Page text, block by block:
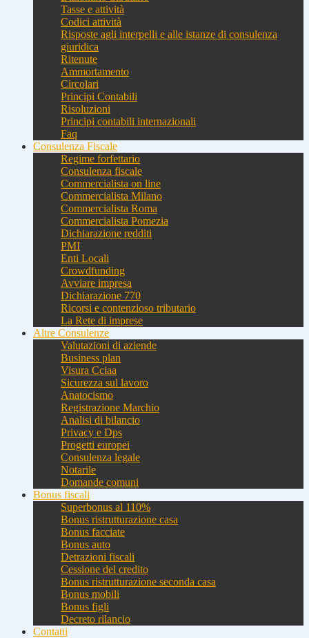
Tasse e attività
Codici attività
Risposte agli interpelli e alle istanze di consulenza
giuridica
Ritenute
Ammortamento
Circolari
Principi Contabili
Risoluzioni
Principi contabili internazionali
Faq
Consulenza Fiscale
Regime forfettario
Consulenza fiscale
Commercialista on line
Commercialista Milano
Commercialista Roma
Commercialista Pomezia
Dichiarazione redditi
PMI
Enti Locali
Crowdfunding
Avviare impresa
Dichiarazione 770
Ricorsi e contenzioso tributario
La Rete di imprese
Altre Consulenze
Valutazioni di aziende
Business plan
Visura Cciaa
Sicurezza sul lavoro
Anatocismo
Registrazione Marchio
Analisi di bilancio
Privacy e Dps
Progetti europei
Consulenza legale
Notarile
Domande comuni
Bonus fiscali
Superbonus al 110%
Bonus ristrutturazione casa
Bonus facciate
Bonus auto
Detrazioni fiscali
Cessione del credito
Bonus ristrutturazione seconda casa
Bonus mobili
Bonus figli
Decreto rilancio
Contatti